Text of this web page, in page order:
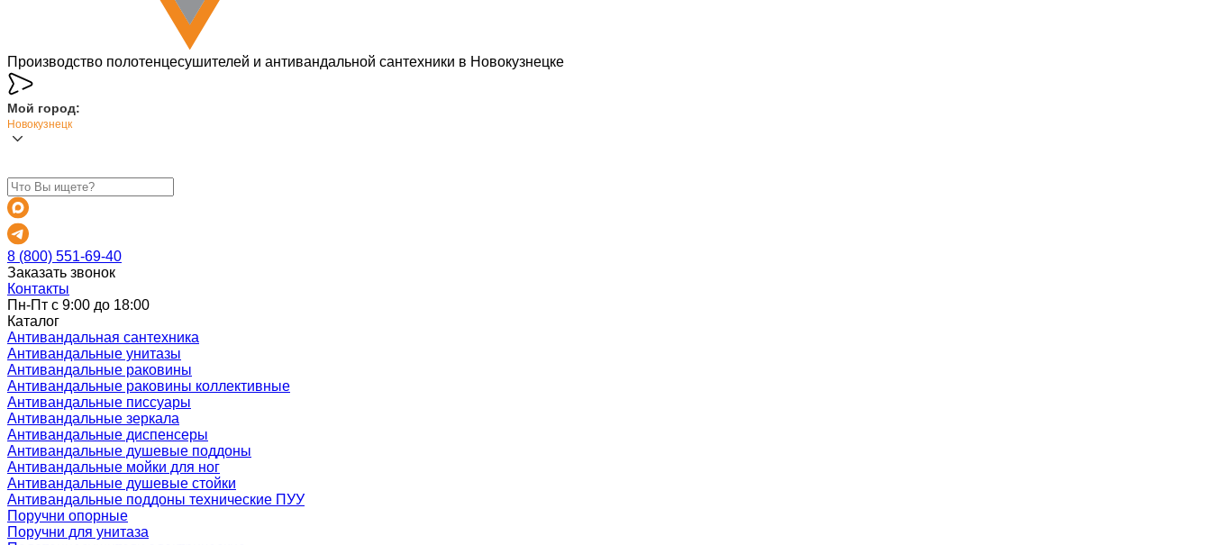
Производство полотенцесушителей и антивандальной сантехники в Новокузнецке
Мой город:
Новокузнецк
8 (800) 551-69-40
Заказать звонок
Контакты
Пн-Пт с 9:00 до 18:00
Каталог
Антивандальная сантехника
Антивандальные унитазы
Антивандальные раковины
Антивандальные раковины коллективные
Антивандальные писсуары
Антивандальные зеркала
Антивандальные диспенсеры
Антивандальные душевые поддоны
Антивандальные мойки для ног
Антивандальные душевые стойки
Антивандальные поддоны технические ПУУ
Поручни опорные
Поручни для унитаза